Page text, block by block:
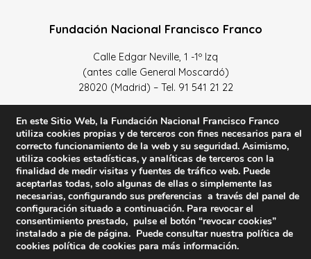
Fundación Nacional Francisco Franco
Calle Edgar Neville, 1 -1º Izq
(antes calle General Moscardó)
28020 (Madrid) – Tel. 91 541 21 22
Política de Privacidad y protección de datos–Sus datos
son seguros–Política de Cookies–Condiciones Generales
de uso
Facebook
Twitter
YouTube
En este Sitio Web, la Fundación Nacional Francisco Franco
utiliza cookies propias y de terceros con fines necesarios para el
correcto funcionamiento de la web y su seguridad. Asimismo,
utiliza cookies estadísticas, y analíticas de terceros con la
finalidad de medir visitas y fuentes de tráfico web. Puede
aceptarlas todas, solo algunas de ellas o simplemente las
necesarias, configurando sus preferencias a través del panel de
configuración situado a continuación. Para revocar el
consentimiento prestado, pulse el botón “revocar cookies”
instalado a pie de página. Puede consultar nuestra política de
cookies política de cookies para más información.